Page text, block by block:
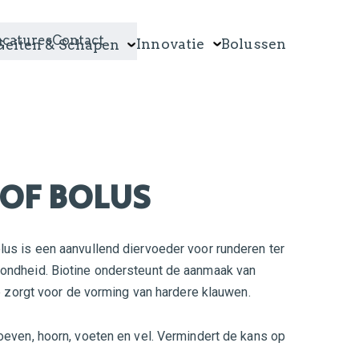
Contact
& Schapen Innovatie Bolussen
BOLUS
is een aanvullend diervoeder voor runderen ter
Biotine ondersteunt de aanmaak van
voor de vorming van hardere klauwen.
hoorn, voeten en vel. Vermindert de kans op